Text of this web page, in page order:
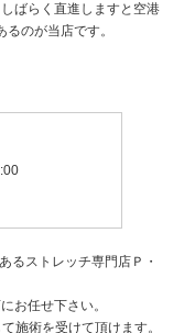
ばらく直進しますと空港
のが当店です。
るストレッチ専門店Ｐ・
お任せ下さい。
施術を受けて頂けます。